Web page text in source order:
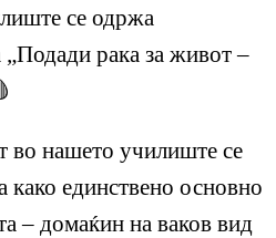
се одржа
„Подади рака за живот –
во нашето училиште се
како единствено основно
– домаќин на ваков вид